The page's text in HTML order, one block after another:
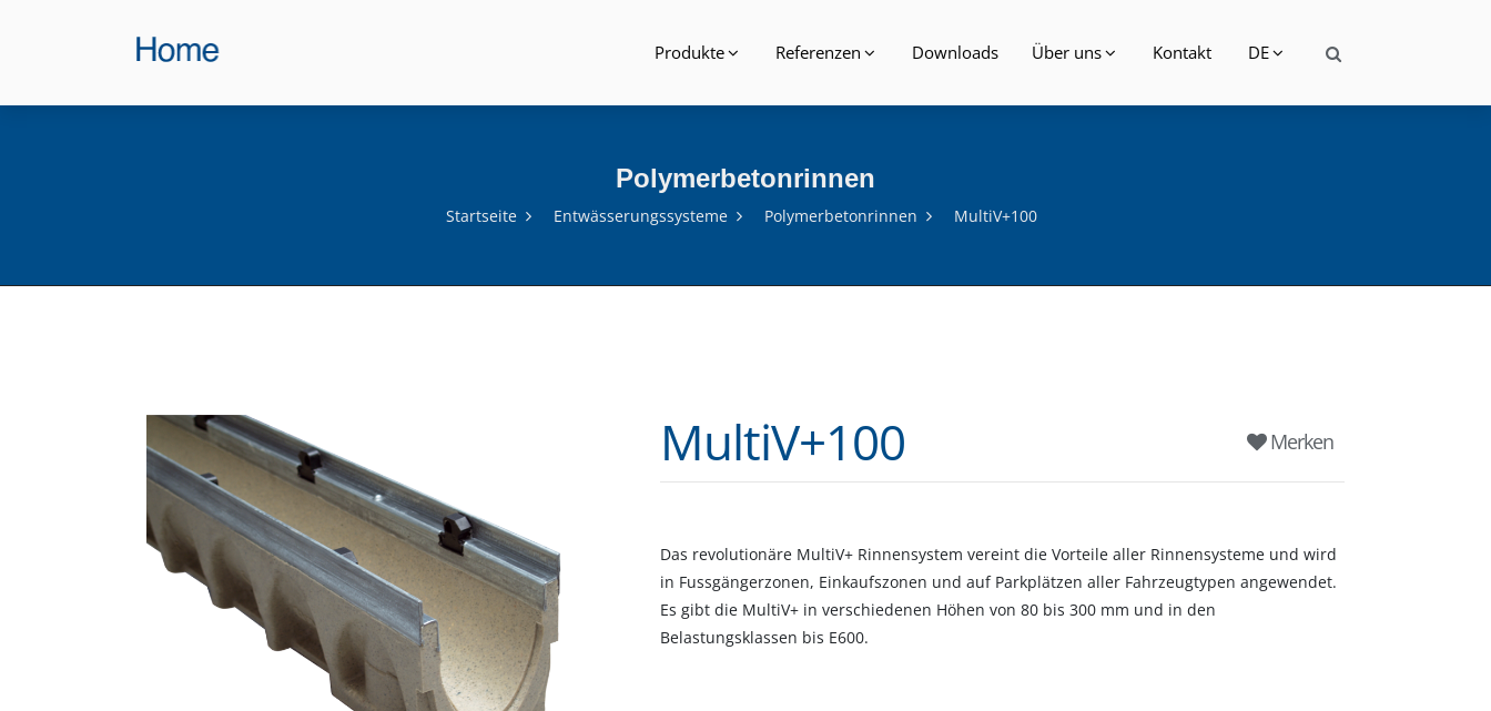
Produkte Referenzen Downloads Über uns Kontakt DE
Polymerbetonrinnen
Startseite Entwässerungssysteme Polymerbetonrinnen MultiV+100
MultiV+100 Merken
Das revolutionäre MultiV+ Rinnensystem vereint die Vorteile aller Rinnensysteme und wird
in Fussgängerzonen, Einkaufszonen und auf Parkplätzen aller Fahrzeugtypen angewendet.
Es gibt die MultiV+ in verschiedenen Höhen von 80 bis 300 mm und in den
Belastungsklassen bis E600.